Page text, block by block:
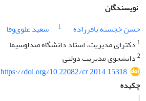
نویسندگان
حسن خجسته باقرزاده
1 سعید علوی‌‌وفا
1 دکترای مدیریت، استاد دانشگاه صداوسیما
2دانشجوی مدیریت دولتی
https://doi.org/10.22082/cr.2014.15318
چکیده